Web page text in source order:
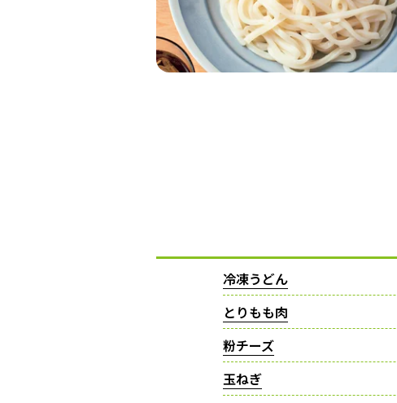
冷凍うどん
とりもも肉
粉チーズ
玉ねぎ